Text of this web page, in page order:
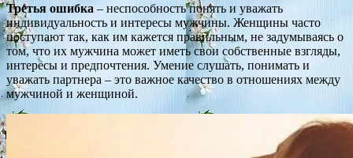
Третья ошибка – неспособность понять и уважать
индивидуальность и интересы мужчины. Женщины часто
поступают так, как им кажется правильным, не задумываясь о
том, что их мужчина может иметь свои собственные взгляды,
интересы и предпочтения. Умение слушать, понимать и
уважать партнера – это важное качество в отношениях между
мужчиной и женщиной.